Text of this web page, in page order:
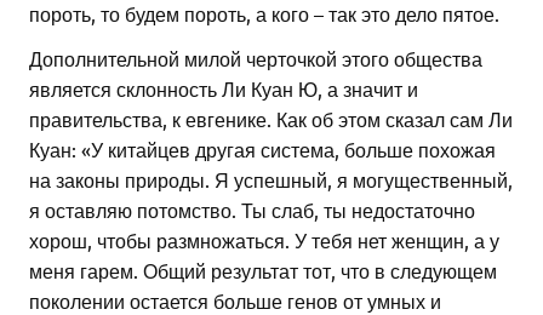
пороть, то будем пороть, а кого – так это дело пятое.
Дополнительной милой черточкой этого общества
является склонность Ли Куан Ю, а значит и
правительства, к евгенике. Как об этом сказал сам Ли
Куан: «У китайцев другая система, больше похожая
на законы природы. Я успешный, я могущественный,
я оставляю потомство. Ты слаб, ты недостаточно
хорош, чтобы размножаться. У тебя нет женщин, а у
меня гарем. Общий результат тот, что в следующем
поколении остается больше генов от умных и